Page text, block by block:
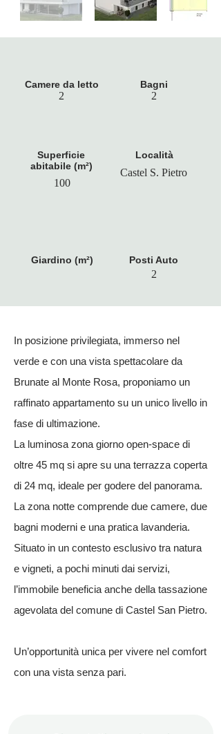
Camere da letto
2
Bagni
2
Superficie
abitabile (m²)
100
Località
Castel S. Pietro
Giardino (m²) Posti Auto
2
In posizione privilegiata, immerso nel
verde e con una vista spettacolare da
Brunate al Monte Rosa, proponiamo un
raffinato appartamento su un unico livello in
fase di ultimazione.
La luminosa zona giorno open-space di
oltre 45 mq si apre su una terrazza coperta
di 24 mq, ideale per godere del panorama.
La zona notte comprende due camere, due
bagni moderni e una pratica lavanderia.
Situato in un contesto esclusivo tra natura
e vigneti, a pochi minuti dai servizi,
l’immobile beneficia anche della tassazione
agevolata del comune di Castel San Pietro.
Un’opportunità unica per vivere nel comfort
con una vista senza pari.